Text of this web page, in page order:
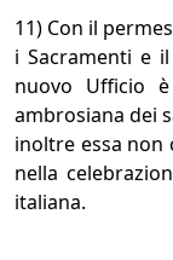
11) Con il
i Sacramenti e
nuovo Ufficio
ambrosiana dei
inoltre essa non
nella
italiana.